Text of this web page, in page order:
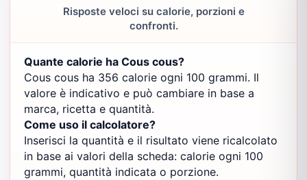
Risposte veloci su calorie, porzioni e
confronti.
Quante calorie ha Cous cous?
Cous cous ha 356 calorie ogni 100 grammi. Il
valore è indicativo e può cambiare in base a
marca, ricetta e quantità.
Come uso il calcolatore?
Inserisci la quantità e il risultato viene ricalcolato
in base ai valori della scheda: calorie ogni 100
grammi, quantità indicata o porzione.